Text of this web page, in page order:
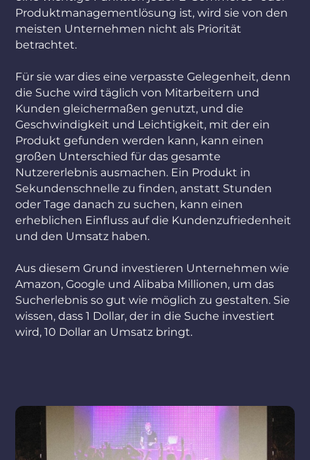
Produktmanagementlösung ist, wird sie von den
meisten Unternehmen nicht als Priorität
betrachtet.
Für sie war dies eine verpasste Gelegenheit, denn
die Suche wird täglich von Mitarbeitern und
Kunden gleichermaßen genutzt, und die
Geschwindigkeit und Leichtigkeit, mit der ein
Produkt gefunden werden kann, kann einen
großen Unterschied für das gesamte
Nutzererlebnis ausmachen. Ein Produkt in
Sekundenschnelle zu finden, anstatt Stunden
oder Tage danach zu suchen, kann einen
erheblichen Einfluss auf die Kundenzufriedenheit
und den Umsatz haben.
Aus diesem Grund investieren Unternehmen wie
Amazon, Google und Alibaba Millionen, um das
Sucherlebnis so gut wie möglich zu gestalten. Sie
wissen, dass 1 Dollar, der in die Suche investiert
wird, 10 Dollar an Umsatz bringt.